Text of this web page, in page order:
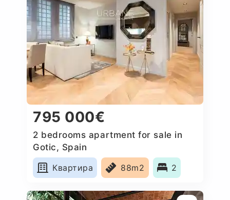
795 000€
2 bedrooms apartment for sale in
Gotic, Spain
Квартира
88m2 2